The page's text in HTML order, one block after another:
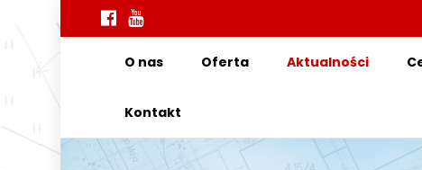
O nas Oferta Aktualności
Kontakt